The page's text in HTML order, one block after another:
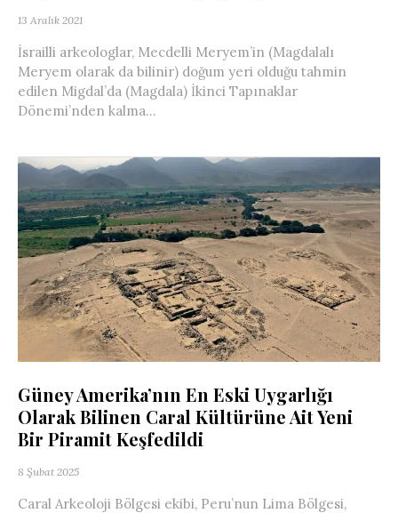
13 Aralık 2021
İsrailli arkeologlar, Mecdelli Meryem’in (Magdalalı
Meryem olarak da bilinir) doğum yeri olduğu tahmin
edilen Migdal’da (Magdala) İkinci Tapınaklar
Dönemi’nden kalma...
Güney Amerika’nın En Eski Uygarlığı
Olarak Bilinen Caral Kültürüne Ait Yeni
Bir Piramit Keşfedildi
8 Şubat 2025
Caral Arkeoloji Bölgesi ekibi, Peru’nun Lima Bölgesi,